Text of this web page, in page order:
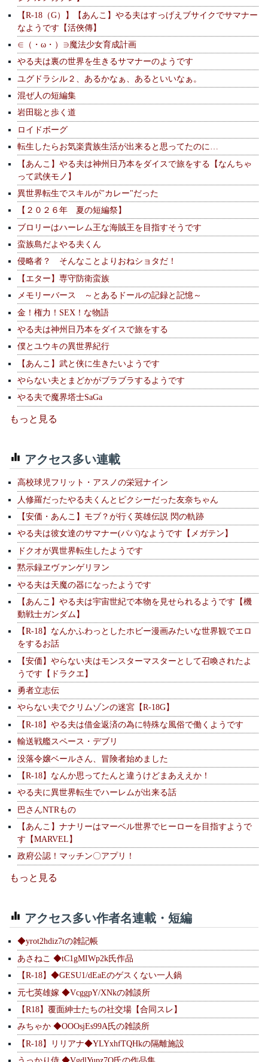
【R-18（G）】【あんこ】やる夫はすっげえブサイクでサマナー
なようです【活俠傳】
∈（・ω・）∋魔法少女育成計画
やる夫は裏の世界を生きるサマナーのようです
ユグドラシル２、あるかなぁ、あるといいなぁ。
混ぜ人の短編集
岩田聡と歩く道
ロイドボーグ
転生したらお気楽貴族生活が出来ると思ってたのに…
【あんこ】やる夫は神州日乃本をダイスで旅をする【なんちゃ
って武侠モノ】
異世界転生でスキルが"カレー"だった
【２０２６年 夏の短編祭】
ブロリーはハーレム王な海賊王を目指すそうです
蛮族島だよやる夫くん
侵略者？ そんなことよりおねショタだ！
【エター】専守防衛蛮族
メモリーバース ～とあるドールの記録と記憶～
金！権力！SEX！な物語
やる夫は神州日乃本をダイスで旅をする
僕とユウキの異世界紀行
【あんこ】武と侠に生きたいようです
やらない夫とまどかがブラブラするようです
やる夫で魔界塔士SaGa
もっと見る
アクセス多い連載
高校球児フリット・アスノの栄冠ナイン
人修羅だったやる夫くんとピクシーだった友奈ちゃん
【安価・あんこ】モブ？が行く英雄伝説 閃の軌跡
やる夫は彼女達のサマナー(パパ)なようです【メガテン】
ドクオが異世界転生したようです
黙示録ヱヴァンゲリヲン
やる夫は天魔の器になったようです
【あんこ】やる夫は宇宙世紀で本物を見せられるようです【機
動戦士ガンダム】
【R-18】なんかふわっとしたホビー漫画みたいな世界観でエロ
をするお話
【安価】やらない夫はモンスターマスターとして召喚されたよ
うです【ドラクエ】
勇者立志伝
やらない夫でクリムゾンの迷宮【R-18G】
【R-18】やる夫は借金返済の為に特殊な風俗で働くようです
輸送戦艦スペース・デブリ
没落令嬢ベールさん、冒険者始めました
【R-18】なんか思ってたんと違うけどまあええか！
やる夫に異世界転生でハーレムが出来る話
巴さんNTRもの
【あんこ】ナナリーはマーベル世界でヒーローを目指すようで
す【MARVEL】
政府公認！マッチン〇アプリ！
もっと見る
アクセス多い作者名連載・短編
◆yrot2hdiz7tの雑記帳
あさねこ ◆tC1gMIWp2k氏作品
【R-18】◆GESU1/dEaEのゲスくない一人鍋
元七英雄嫁 ◆VcggpY/XNkの雑談所
【R18】覆面紳士たちの社交場【合同スレ】
みちゃか ◆OOOsjEs99A氏の雑談所
【R-18】リリアナ◆YLYxhfTQHkの隔離施設